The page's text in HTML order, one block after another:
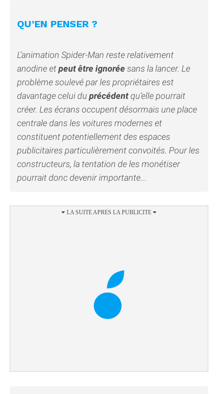
QU’EN PENSER ?
L’animation Spider-Man reste relativement
anodine etpeut être ignorée sans la lancer. Le
problème soulevé par les propriétaires est
davantage celui du précédentqu’elle pourrait
créer. Les écrans occupent désormais une place
centrale dans les voitures modernes et
constituent potentiellement des espaces
publicitaires particulièrement convoités. Pour les
constructeurs, la tentation de les monétiser
pourrait donc devenir importante...